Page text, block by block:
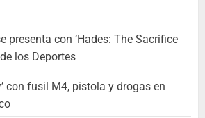
presenta con ‘Hades: The Sacrifice
los Deportes
con fusil M4, pistola y drogas en